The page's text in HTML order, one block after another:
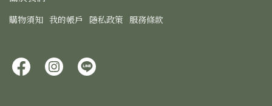
購物須知 我的帳戶 隱私政策 服務條款